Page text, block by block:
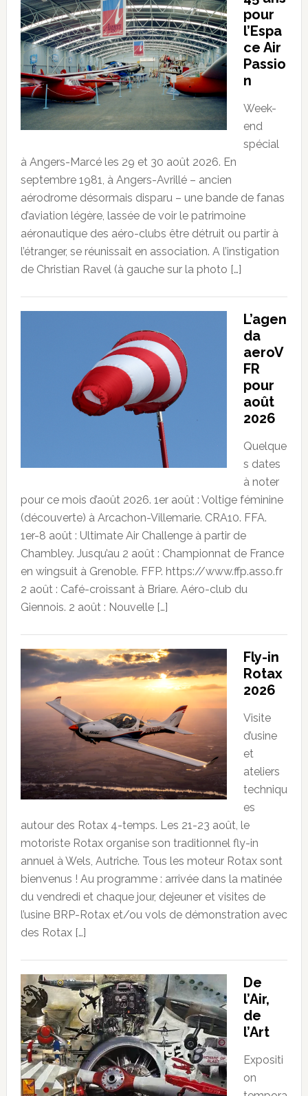
pour
l’Espa
ce Air
Passio
n
Week-
end
spécial
à Angers-Marcé les 29 et 30 août 2026. En
septembre 1981, à Angers-Avrillé – ancien
aérodrome désormais disparu – une bande de fanas
d’aviation légère, lassée de voir le patrimoine
aéronautique des aéro-clubs être détruit ou partir à
l’étranger, se réunissait en association. A l’instigation
de Christian Ravel (à gauche sur la photo […]
L’agen
da
aeroV
FR
pour
août
2026
Quelque
s dates
à noter
pour ce mois d’août 2026. 1er août : Voltige féminine
(découverte) à Arcachon-Villemarie. CRA10. FFA.
1er-8 août : Ultimate Air Challenge à partir de
Chambley. Jusqu’au 2 août : Championnat de France
en wingsuit à Grenoble. FFP. https://www.ffp.asso.fr
2 août : Café-croissant à Briare. Aéro-club du
Giennois. 2 août : Nouvelle […]
Fly-in
Rotax
2026
Visite
d’usine
et
ateliers
techniqu
es
autour des Rotax 4-temps. Les 21-23 août, le
motoriste Rotax organise son traditionnel fly-in
annuel à Wels, Autriche. Tous les moteur Rotax sont
bienvenus ! Au programme : arrivée dans la matinée
du vendredi et chaque jour, dejeuner et visites de
l’usine BRP-Rotax et/ou vols de démonstration avec
des Rotax […]
De
l’Air,
de
l’Art
Expositi
on